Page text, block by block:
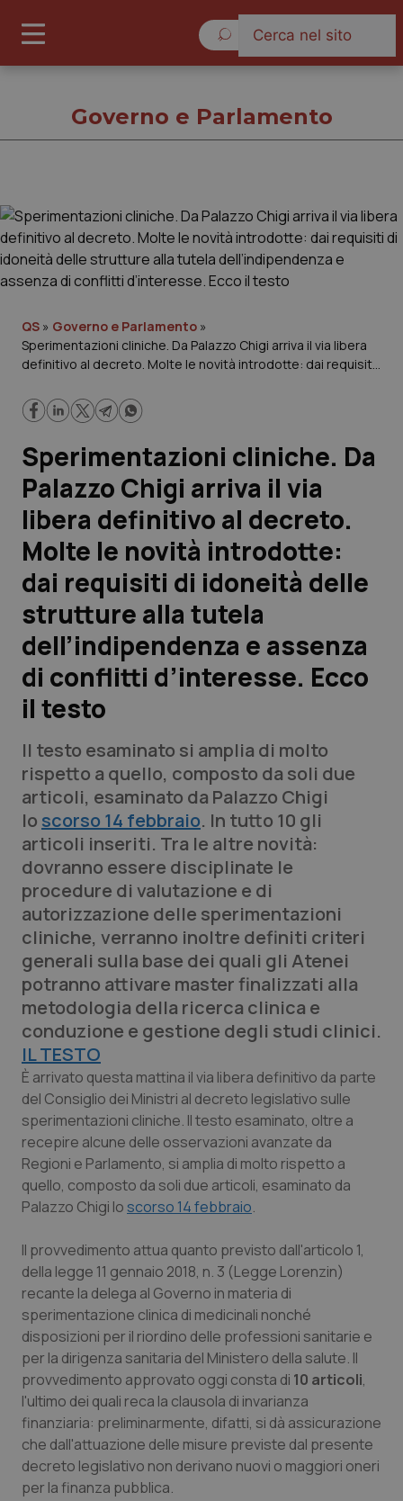
Cronache
Regioni e Asl
Lavoro e Professioni
Scienza e Farmaci
Studi e Analisi
Lettere al direttore
Edizioni Regionali
QS Pro
Professionisti Sanitari.AI
Basilicata
Calabria
Campania
Emilia-Romagna
Friuli Venezia Giulia
Lazio
Liguria
Lombardia
Marche
Molise
Piemonte
Provincia Autonoma di Bolzano
Provincia Autonoma di Trento
Puglia
Sardegna
Sicilia
Artrite & artrosi
Asma & BPCO
Car-T
Colesterolo & coronaropatie
Dermatite Atopica
Diabete & glucometri
Disturbi dell’umore
Dolore
Donna & Salute
Epatiti
Infezioni & Febbre
Ipertensione & Scompenso
Malattie rare
Malattia di Crohn & Rettocolite Ulcerosa
Neuroscienze & patologie neurodegenerative
QS Club Newsletter
Governo e Parlamento
QS » Governo e Parlamento »
Sperimentazioni cliniche. Da Palazzo Chigi arriva il via libera
definitivo al decreto. Molte le novità introdotte: dai requisiti
assenza di conflitti d’interesse. Ecco il testo
Sperimentazioni cliniche. Da
Palazzo Chigi arriva il via
libera definitivo al decreto.
Molte le novità introdotte:
dai requisiti di idoneità delle
strutture alla tutela
dell’indipendenza e assenza
di conflitti d’interesse. Ecco
il testo
Il testo esaminato si amplia di molto
rispetto a quello, composto da soli due
articoli, esaminato da Palazzo Chigi
lo scorso 14 febbraio. In tutto 10 gli
articoli inseriti. Tra le altre novità:
dovranno essere disciplinate le
procedure di valutazione e di
autorizzazione delle sperimentazioni
cliniche, verranno inoltre definiti criteri
generali sulla base dei quali gli Atenei
potranno attivare master finalizzati alla
metodologia della ricerca clinica e
conduzione e gestione degli studi clinici.
IL TESTO
È arrivato questa mattina il via libera definitivo da parte
del Consiglio dei Ministri al decreto legislativo sulle
sperimentazioni cliniche. Il testo esaminato, oltre a
recepire alcune delle osservazioni avanzate da
Regioni e Parlamento, si amplia di molto rispetto a
quello, composto da soli due articoli, esaminato da
Palazzo Chigi loscorso 14 febbraio.
Il provvedimento attua quanto previsto dall'articolo 1,
della legge 11 gennaio 2018, n. 3 (Legge Lorenzin)
recante la delega al Governo in materia di
sperimentazione clinica di medicinali nonché
disposizioni per il riordino delle professioni sanitarie e
per la dirigenza sanitaria del Ministero della salute. Il
provvedimento approvato oggi consta di 10 articoli,
l'ultimo dei quali reca la clausola di invarianza
finanziaria: preliminarmente, difatti, si dà assicurazione
che dall'attuazione delle misure previste dal presente
decreto legislativo non derivano nuovi o maggiori oneri
per la finanza pubblica.